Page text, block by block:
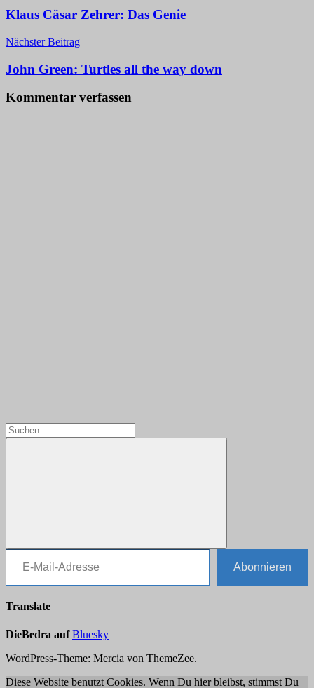
Klaus Cäsar Zehrer: Das Genie
Nächster Beitrag
John Green: Turtles all the way down
Kommentar verfassen
Suchen
nach:
Suchen
E-Mail-Adresse
Abonnieren
Translate
DieBedra auf Bluesky
WordPress-Theme: Mercia von ThemeZee.
Diese Website benutzt Cookies. Wenn Du hier bleibst, stimmst Du